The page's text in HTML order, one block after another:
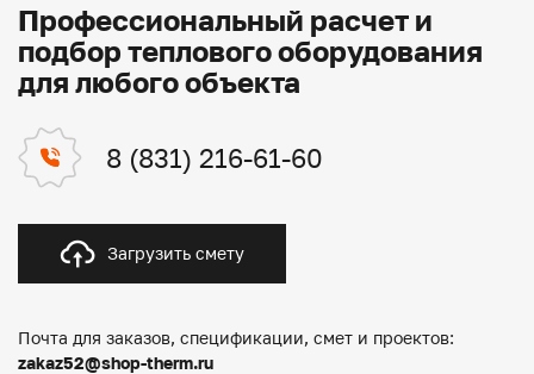
Профессиональный расчет и
подбор теплового оборудования
для любого объекта
8 (831) 216-61-60
Загрузить смету
Почта для заказов, спецификации, смет и проектов:
zakaz52@shop-therm.ru